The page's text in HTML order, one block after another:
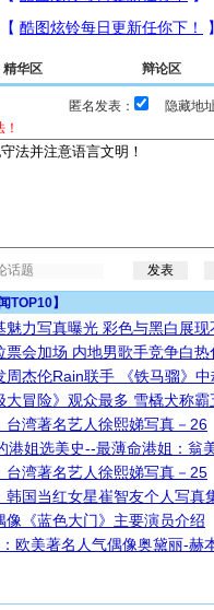
精华区 辩论区
匿名发表：
隐藏地址
TOP10】
魅力写真曝光 彩色与黑白展现
票会加场 内地男歌手竞争白热
周杰伦Rain联手 《铁马骝》
大冒险》观众最多 雪橇犬称
台湾著名艺人徐熙娣写真－26
港姐选美史--最薄命港姐：翁
台湾著名艺人徐熙娣写真－25
韩国当红女星崔智友个人写真
像《蓝色大门》主要演员介绍
欧美著名人气偶像奥黛丽-赫